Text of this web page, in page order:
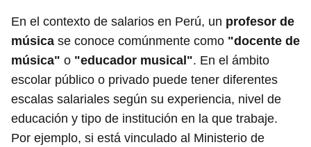
En el contexto de salarios en Perú, un profesor de
música se conoce comúnmente como "docente de
música" o "educador musical". En el ámbito
escolar público o privado puede tener diferentes
escalas salariales según su experiencia, nivel de
educación y tipo de institución en la que trabaje.
Por ejemplo, si está vinculado al Ministerio de